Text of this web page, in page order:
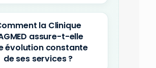
la Clinique
assure-t-elle
évolution constante
de ses services ?